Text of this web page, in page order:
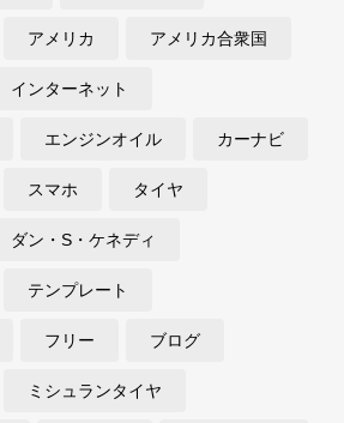
アメリカ アメリカ合衆国
インターネット
エンジンオイル カーナビ
スマホ タイヤ
ダン・S・ケネディ
テンプレート
フリー ブログ
ミシュランタイヤ